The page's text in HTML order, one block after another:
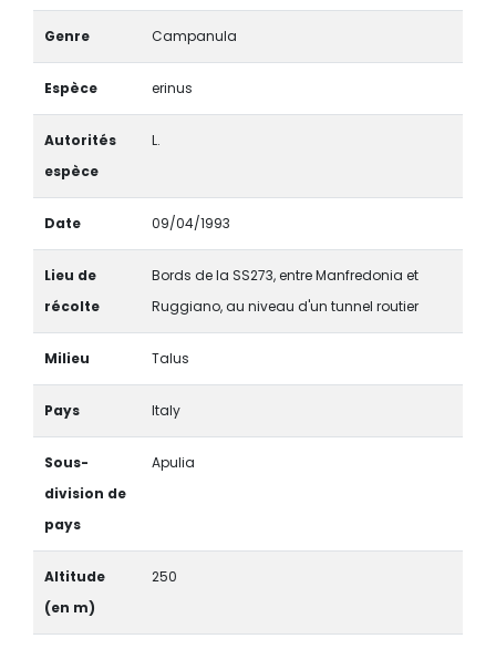
Genre Campanula
Espèce erinus
Autorités
espèce
L.
Date 09/04/1993
Lieu de
récolte
Bords de la SS273, entre Manfredonia et
Ruggiano, au niveau d'un tunnel routier
Milieu Talus
Pays Italy
Sous-
division de
pays
Apulia
Altitude
(en m)
250